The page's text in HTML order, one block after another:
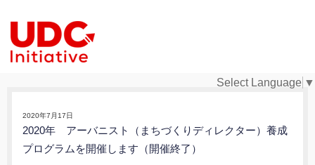
Select Language ▼
2020年7月17日
2020年 アーバニスト（まちづくりディレクター）養成
プログラムを開催します（開催終了）